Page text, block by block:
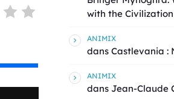
with the
ANIMIX
dans Castlevania :
ANIMIX
dans Jean-Claude